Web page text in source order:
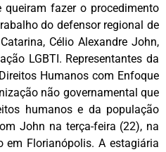
fazer o procedimento
do defensor regional de
Célio Alexandre John,
LGBTI. Representantes da
Humanos com Enfoque
não governamental que
humanos e da população
John na terça-feira (22), na
em Florianópolis. A estagiária